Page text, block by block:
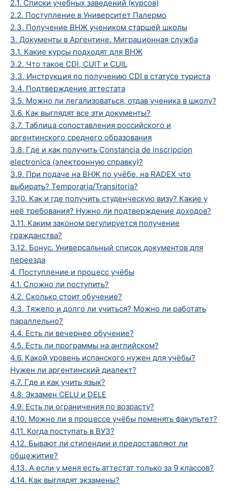
2.1. Списки учебных заведений (курсов)
2.2. Поступление в Университет Палермо
2.3. Получение ВНЖ учеником старшей школы
3. Документы в Аргентине. Миграционная служба
3.1. Какие курсы подходят для ВНЖ
3.2. Что такое CDI, CUIT и CUIL
3.3. Инструкция по получению CDI в статусе туриста
3.4. Подтверждение аттестата
3.5. Можно ли легализоваться, отдав ученика в школу?
3.6. Как выглядят все эти документы?
3.7. Таблица сопоставления российского и
аргентинского среднего образования
3.8. Где и как получить Constancia de inscripcion
electronica (электронную справку)?
3.9. При подаче на ВНЖ по учёбе, на RADEX что
выбирать? Temporaria/Transitoria?
3.10. Как и где получить студенческую визу? Какие у
неё требования? Нужно ли подтверждение доходов?
3.11. Каким законом регулируется получение
гражданства?
3.12. Бонус. Универсальный список документов для
переезда
4. Поступление и процесс учёбы
4.1. Сложно ли поступить?
4.2. Сколько стоит обучение?
4.3. Тяжело и долго ли учиться? Можно ли работать
параллельно?
4.4. Есть ли вечернее обучение?
4.5. Есть ли программы на английском?
4.6. Какой уровень испанского нужен для учёбы?
Нужен ли аргентинский диалект?
4.7. Где и как учить язык?
4.8. Экзамен CELU и DELE
4.9. Есть ли ограничения по возрасту?
4.10. Можно ли в процессе учёбы поменять факультет?
4.11. Когда поступать в ВУЗ?
4.12. Бывают ли стипендии и предоставляют ли
общежитие?
4.13. А если у меня есть аттестат только за 9 классов?
4.14. Как выглядят экзамены?